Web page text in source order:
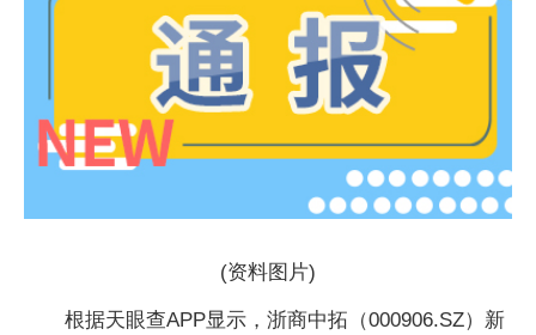
(资料图片)
根据天眼查APP显示，浙商中拓（000906.SZ）新